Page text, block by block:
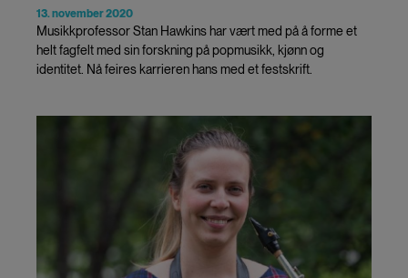
13. november 2020
Musikkprofessor Stan Hawkins har vært med på å forme et
helt fagfelt med sin forskning på popmusikk, kjønn og
identitet. Nå feires karrieren hans med et festskrift.